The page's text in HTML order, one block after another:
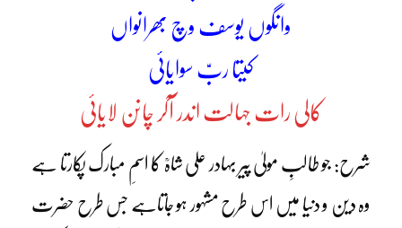
وانگوں یوسف وچ بھرانواں
کیتا ربّ سوایائی
کالی رات جہالت اندر آکر چانن لایائی
شرح: جو طالبِ مولیٰ پیر بہادر علی شاہؒ کا اسمِ مبارک پکارتا ہے
وہ دین و دنیا میں اس طرح مشہور ہو جاتاہے جس طرح حضرت